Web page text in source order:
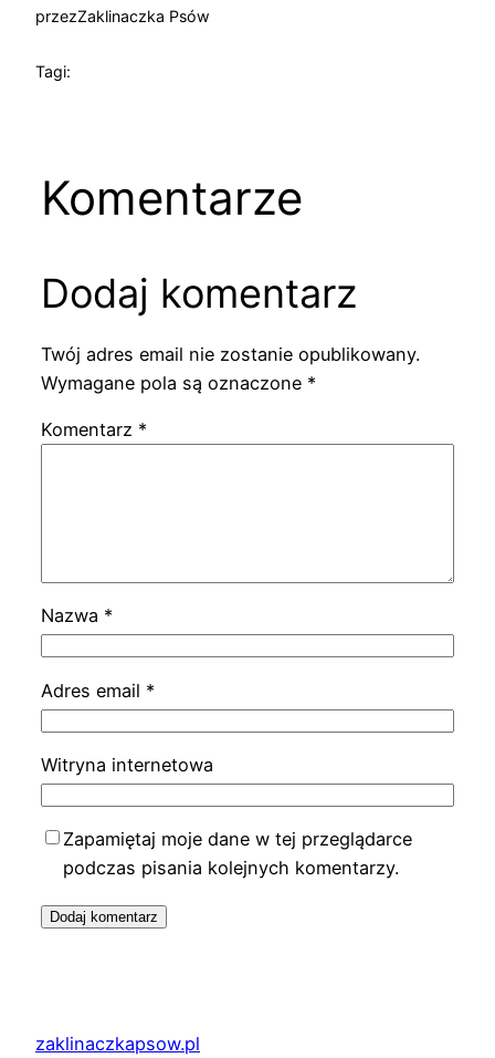
przezZaklinaczka Psów
Tagi:
Komentarze
Dodaj komentarz
Twój adres email nie zostanie opublikowany.
Wymagane pola są oznaczone *
Komentarz *
Nazwa *
Adres email *
Witryna internetowa
Zapamiętaj moje dane w tej przeglądarce
podczas pisania kolejnych komentarzy.
zaklinaczkapsow.pl